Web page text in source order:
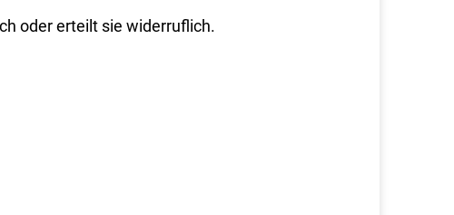
oder erteilt sie widerruflich.